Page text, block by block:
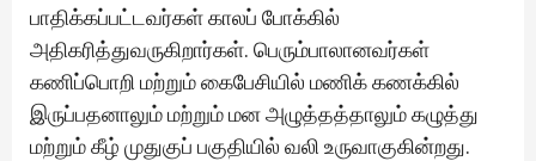
பாதிக்கப்பட்டவர்கள் காலப் போக்கில்
அதிகரித்துவருகிறார்கள். பெரும்பாலானவர்கள்
கணிப்பொறி மற்றும் கைபேசியில் மணிக் கணக்கில்
இருப்பதனாலும் மற்றும் மன அழுத்தத்தாலும் கழுத்து
மற்றும் கீழ் முதுகுப் பகுதியில் வலி உருவாகுகின்றது.